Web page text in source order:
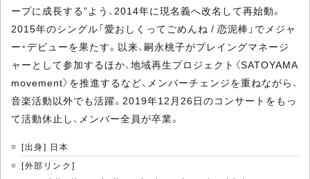
ープに成長する”よう、2014年に現名義へ改名して再始動。
2015年のシングル「愛おしくってごめんね / 恋泥棒」でメジャ
ー・デビューを果たす。以来、嗣永桃子がプレイングマネージ
ャーとして参加するほか、地域再生プロジェクト〈SATOYAMA
movement〉を推進するなど、メンバーチェンジを重ねながら、
音楽活動以外でも活躍。2019年12月26日のコンサートをもっ
て活動休止し、メンバー全員が卒業。
[出身] 日本
[外部リンク]